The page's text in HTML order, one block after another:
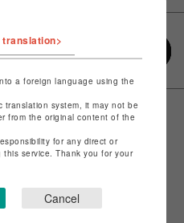
a foreign language using the
translation system, it may not be
from the original content of the
for any direct or
service. Thank you for your
Cancel